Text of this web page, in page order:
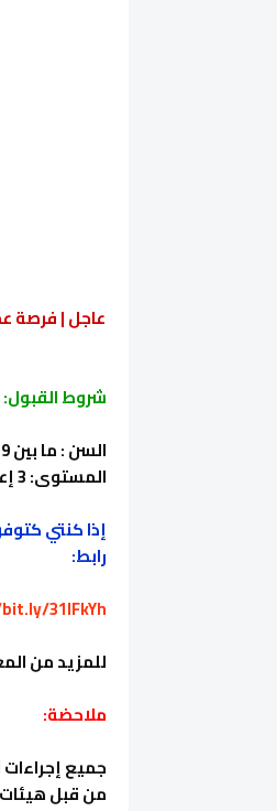
شروط القبول:
السن : ما بين 19 و 32 سنة
المستوى: 3 إعدادي أو حاصلة على دبلوم أو شهادة التأهيل المهني
إذا كنتي
رابط:
31lFkYh
للمزيد من
ملاحضة:
جميع إجراءات
من قبل هيئات